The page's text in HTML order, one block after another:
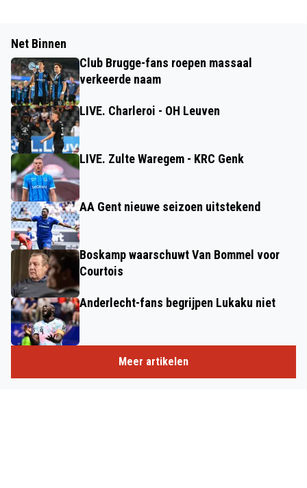
Net Binnen
Club Brugge-fans roepen massaal
verkeerde naam
LIVE. Charleroi - OH Leuven
LIVE. Zulte Waregem - KRC Genk
AA Gent nieuwe seizoen uitstekend
Boskamp waarschuwt Van Bommel voor
Courtois
Anderlecht-fans begrijpen Lukaku niet
Meer artikelen